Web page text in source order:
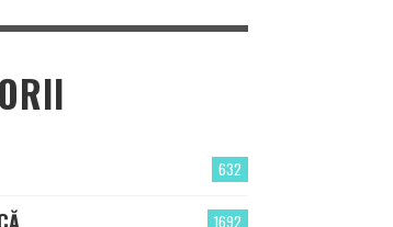
632
1692